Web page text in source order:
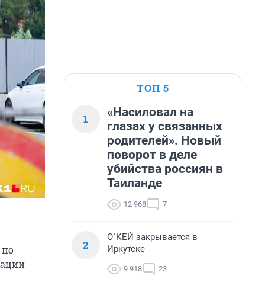
по
ТОП 5
1
«Насиловал на
глазах у связанных
родителей». Новый
поворот в деле
убийства россиян в
Таиланде
12 968 7
2
О`КЕЙ закрывается в
Иркутске
9 918 23